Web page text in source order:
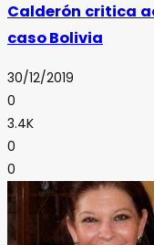
Calderón critica
caso Bolivia
30/12/2019
0
3.4K
0
0